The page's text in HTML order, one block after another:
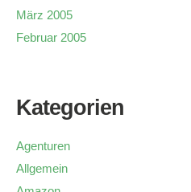
März 2005
Februar 2005
Kategorien
Agenturen
Allgemein